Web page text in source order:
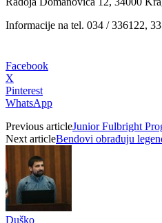
Informacije na tel. 034 / 336122,
Facebook
X
Pinterest
WhatsApp
Previous articleJunior Fulbright
Next articleBendovi obrađuju
Duško